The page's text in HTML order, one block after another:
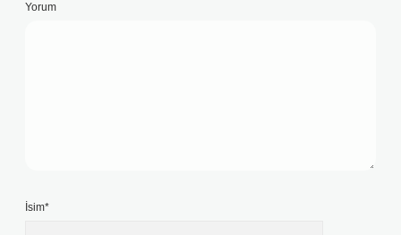
Yorum
İsim*